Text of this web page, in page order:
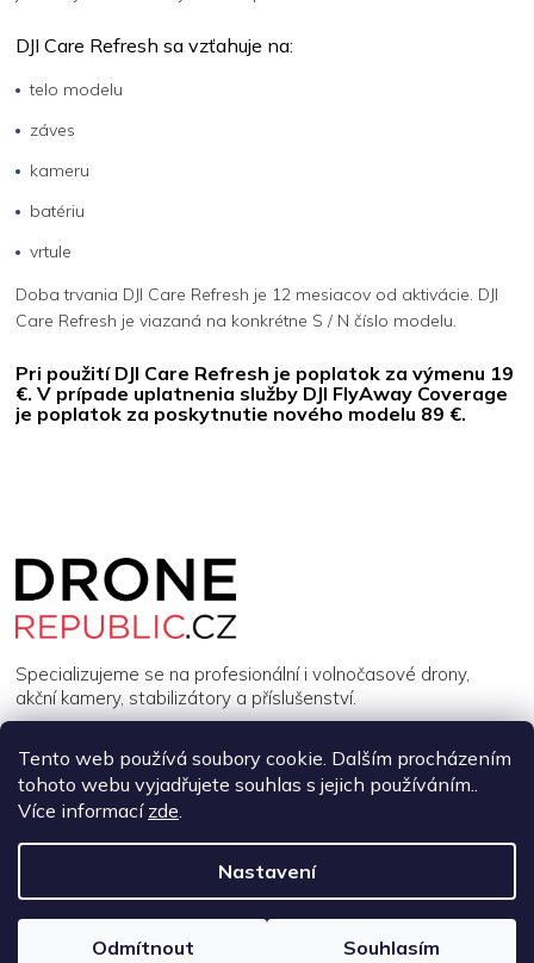
Tento web používá soubory cookie. Dalším procházením
tohoto webu vyjadřujete souhlas s jejich používáním..
Více informací zde.
Nastavení
Odmítnout Souhlasím
DJI Care Refresh sa vzťahuje na:
telo modelu
záves
kameru
batériu
vrtule
Doba trvania DJI Care Refresh je 12 mesiacov od aktivácie. DJI
Care Refresh je viazaná na konkrétne S / N číslo modelu.
Pri použití DJI Care Refresh je poplatok za výmenu 19
€. V prípade uplatnenia služby DJI FlyAway Coverage
je poplatok za poskytnutie nového modelu 89 €.
Specializujeme se na profesionální i volnočasové drony,
akční kamery, stabilizátory a příslušenství.
INFORMACE
Copyright 2026DroneRepublic.cz. Všechna práva vyhrazena.
Upravit nastavení cookies